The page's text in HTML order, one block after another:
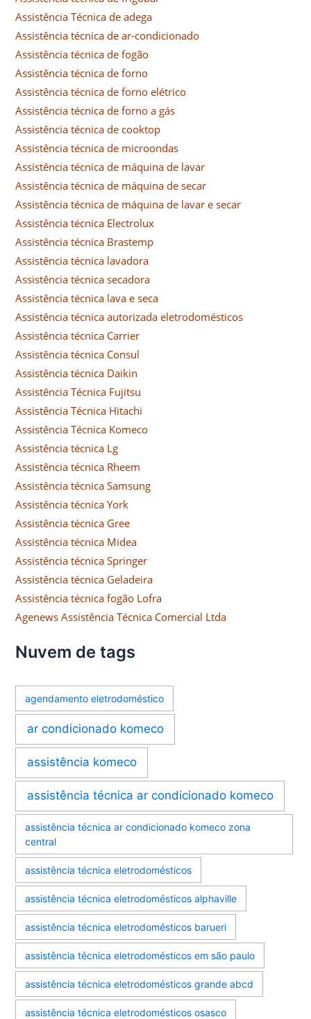
Assistência Técnica de adega
Assistência técnica de ar-condicionado
Assistência técnica de fogão
Assistência técnica de forno
Assistência técnica de forno elétrico
Assistência técnica de forno a gás
Assistência técnica de cooktop
Assistência técnica de microondas
Assistência técnica de máquina de lavar
Assistência técnica de máquina de secar
Assistência técnica de máquina de lavar e secar
Assistência técnica Electrolux
Assistência técnica Brastemp
Assistência técnica lavadora
Assistência técnica secadora
Assistência técnica lava e seca
Assistência técnica autorizada eletrodomésticos
Assistência técnica Carrier
Assistência técnica Consul
Assistência técnica Daikin
Assistência Técnica Fujitsu
Assistência Técnica Hitachi
Assistência Técnica Komeco
Assistência técnica Lg
Assistência técnica Rheem
Assistência técnica Samsung
Assistência técnica York
Assistência técnica Gree
Assistência técnica Midea
Assistência técnica Springer
Assistência técnica Geladeira
Assistência técnica fogão Lofra
Agenews Assistência Técnica Comercial Ltda
Nuvem de tags
agendamento eletrodoméstico
ar condicionado komeco
assistência komeco
assistência técnica ar condicionado komeco
assistência técnica ar condicionado komeco zona
central
assistência técnica eletrodomésticos
assistência técnica eletrodomésticos alphaville
assistência técnica eletrodomésticos barueri
assistência técnica eletrodomésticos em são paulo
assistência técnica eletrodomésticos grande abcd
assistência técnica eletrodomésticos osasco